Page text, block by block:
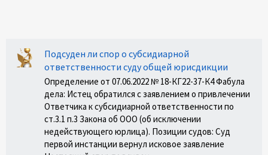
Подсуден ли спор о субсидиарной
ответственности суду общей юрисдикции
Определение от 07.06.2022 № 18-КГ22-37-К4 Фабула
дела: Истец обратился с заявлением о привлечении
Ответчика к субсидиарной ответственности по
ст.3.1 п.3 Закона об ООО (об исключении
недействующего юрлица). Позиции судов: Суд
первой инстанции вернул исковое заявление